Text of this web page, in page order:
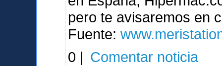
pero te avisaremos en
Fuente:
0 | Comentar noticia